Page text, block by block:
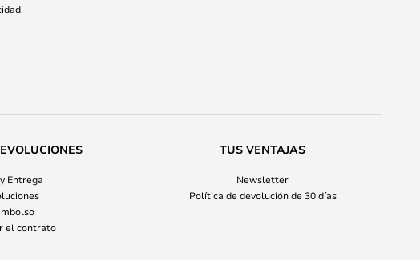
.
Entrega
el contrato
TUS VENTAJAS
Newsletter
Política de devolución de 30 días